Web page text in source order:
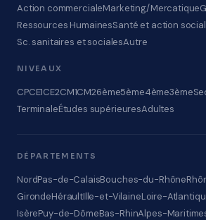
Action commercialeMarketing/Mercatique
Ressources HumainesSanté et action
Sc. sanitaires et socialesAutre
NIVEAUX
CPCE1CE2CM1CM26ème5ème4ème3ème
TerminaleÉtudes supérieuresAdultes
DÉPARTEMENTS
NordPas-de-CalaisBouches-du-Rhône
GirondeHéraultIlle-et-VilaineLoire-
IsèrePuy-de-DômeBas-RhinAlpes-